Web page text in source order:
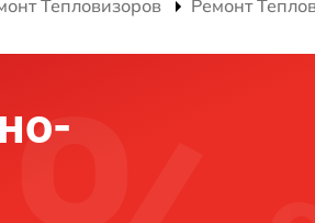
Тепловизоров Ремонт